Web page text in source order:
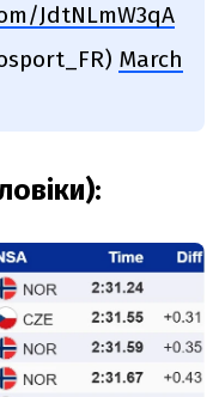
JdtNLmW3qA
March